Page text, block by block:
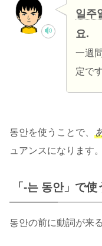
일주
요.
一週
定で
동안を使うことで、
ュアンスになります。
「-는 동안」で使
동안の前に動詞が来